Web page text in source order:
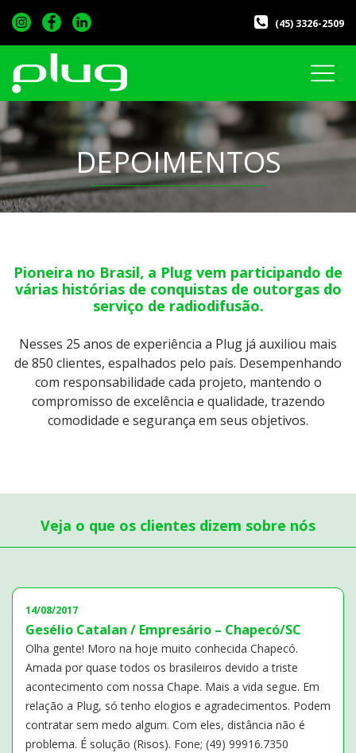
(45) 3326-2509
DEPOIMENTOS
Pioneira no Brasil, a Plug vem participando de
várias histórias de conquistas de outorgas do
serviço de radiodifusão.
Nesses 25 anos de experiência a Plug já auxiliou mais
de 850 clientes, espalhados pelo país. Desempenhando
com responsabilidade cada projeto, mantendo o
compromisso de excelência e qualidade, trazendo
comodidade e segurança em seus objetivos.
Veja o que os clientes dizem sobre nós
14/08/2017
Gesélio Catalan / Empresário – Chapecó/SC
Olha gente! Moro na hoje muito conhecida Chapecó.
Amada por quase todos os brasileiros devido a triste
acontecimento com nossa Chape. Mais a vida segue. Em
relação a Plug, só tenho elogios e agradecimentos. Podem
contratar sem medo algum. Com eles, distância não é
problema. É solução (Risos). Fone; (49) 99916.7350